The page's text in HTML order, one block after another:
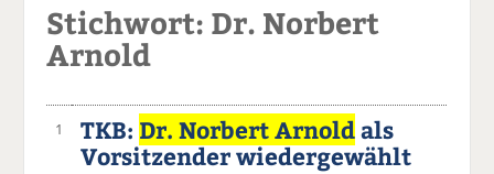
Stichwort: Dr. Norbert
Arnold
1 TKB: Dr. Norbert Arnoldals
Vorsitzender wiedergewählt